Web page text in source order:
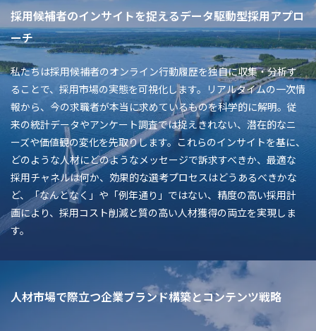
採用候補者のインサイトを捉えるデータ駆動型採用アプロ
ーチ
私たちは採用候補者のオンライン行動履歴を独自に収集・分析す
ることで、採用市場の実態を可視化します。リアルタイムの一次情
報から、今の求職者が本当に求めているものを科学的に解明。従
来の統計データやアンケート調査では捉えきれない、潜在的なニ
ーズや価値観の変化を先取りします。これらのインサイトを基に、
どのような人材にどのようなメッセージで訴求すべきか、最適な
採用チャネルは何か、効果的な選考プロセスはどうあるべきかな
ど、「なんとなく」や「例年通り」ではない、精度の高い採用計
画により、採用コスト削減と質の高い人材獲得の両立を実現しま
す。
人材市場で際立つ企業ブランド構築とコンテンツ戦略